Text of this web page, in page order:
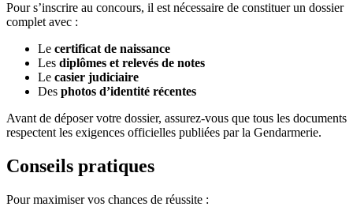
Pour s’inscrire au concours, il est nécessaire de constituer un dossier
complet avec :
Le certificat de naissance
Les diplômes et relevés de notes
Le casier judiciaire
Des photos d’identité récentes
Avant de déposer votre dossier, assurez-vous que tous les documents
respectent les exigences officielles publiées par la Gendarmerie.
Conseils pratiques
Pour maximiser vos chances de réussite :